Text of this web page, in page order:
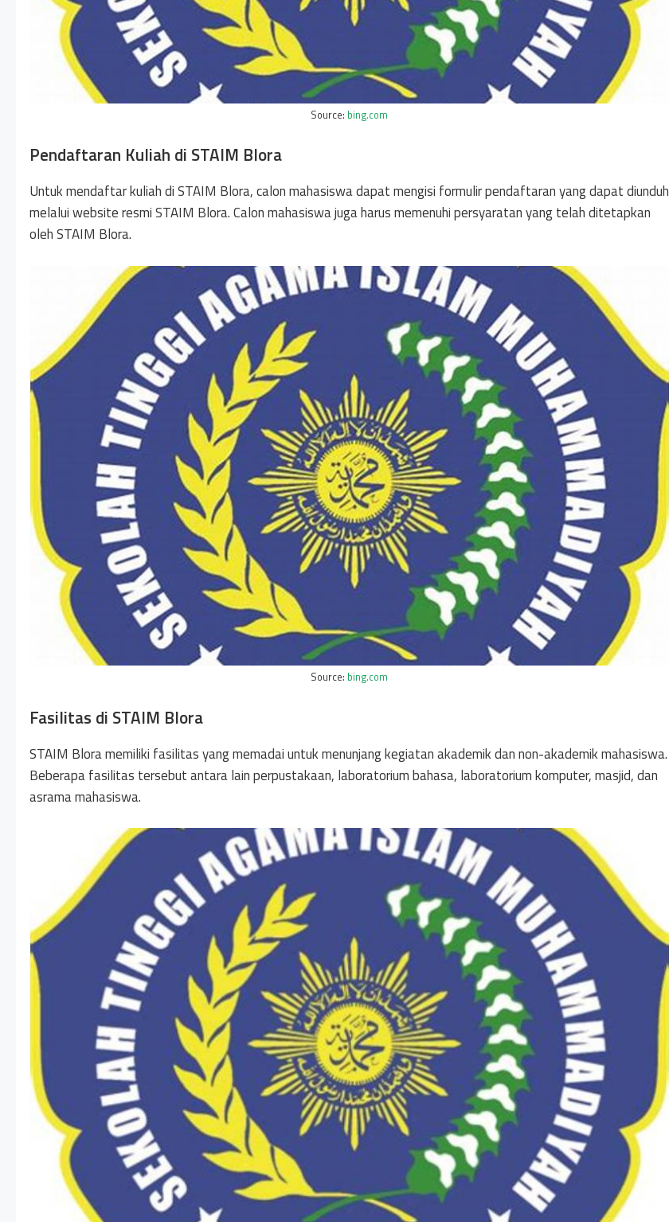
Source: bing.com
Pendaftaran Kuliah di STAIM Blora
Untuk mendaftar kuliah di STAIM Blora, calon mahasiswa dapat mengisi formulir pendaftaran yang dapat diunduh
melalui website resmi STAIM Blora. Calon mahasiswa juga harus memenuhi persyaratan yang telah ditetapkan
oleh STAIM Blora.
Source: bing.com
Fasilitas di STAIM Blora
STAIM Blora memiliki fasilitas yang memadai untuk menunjang kegiatan akademik dan non-akademik mahasiswa.
Beberapa fasilitas tersebut antara lain perpustakaan, laboratorium bahasa, laboratorium komputer, masjid, dan
asrama mahasiswa.